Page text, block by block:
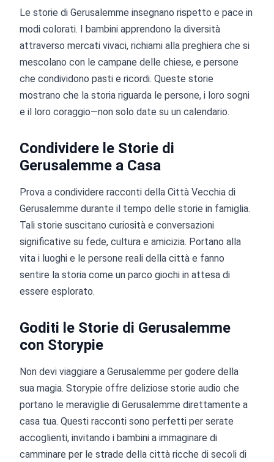
Le storie di Gerusalemme insegnano rispetto e pace in
modi colorati. I bambini apprendono la diversità
attraverso mercati vivaci, richiami alla preghiera che si
mescolano con le campane delle chiese, e persone
che condividono pasti e ricordi. Queste storie
mostrano che la storia riguarda le persone, i loro sogni
e il loro coraggio—non solo date su un calendario.
Condividere le Storie di
Gerusalemme a Casa
Prova a condividere racconti della Città Vecchia di
Gerusalemme durante il tempo delle storie in famiglia.
Tali storie suscitano curiosità e conversazioni
significative su fede, cultura e amicizia. Portano alla
vita i luoghi e le persone reali della città e fanno
sentire la storia come un parco giochi in attesa di
essere esplorato.
Goditi le Storie di Gerusalemme
con Storypie
Non devi viaggiare a Gerusalemme per godere della
sua magia. Storypie offre deliziose storie audio che
portano le meraviglie di Gerusalemme direttamente a
casa tua. Questi racconti sono perfetti per serate
accoglienti, invitando i bambini a immaginare di
camminare per le strade della città ricche di secoli di